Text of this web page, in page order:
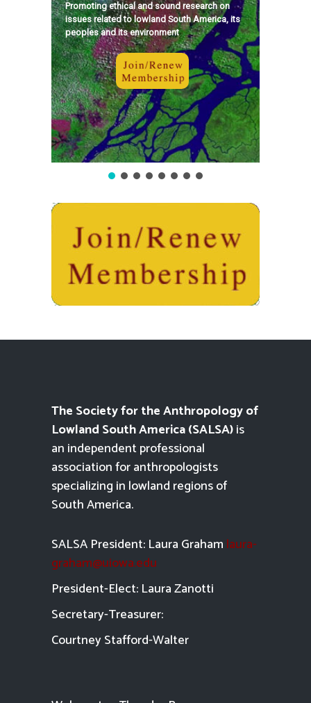
Promoting ethical and sound research on
issues related to lowland South America, its
peoples and its environment
The Society for the Anthropology of
Lowland South America (SALSA)is
an independent professional
association for anthropologists
specializing in lowland regions of
South America.
SALSA President: Laura Graham laura-
graham@uiowa.edu
President-Elect: Laura Zanotti
Secretary-Treasurer:
Courtney Stafford-Walter